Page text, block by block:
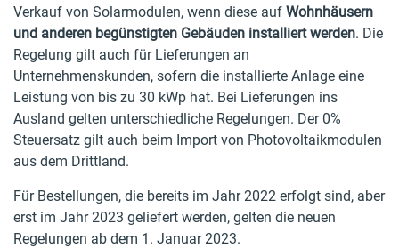
Verkauf von Solarmodulen, wenn diese auf Wohnhäusern
und anderen begünstigten Gebäuden installiert werden. Die
Regelung gilt auch für Lieferungen an
Unternehmenskunden, sofern die installierte Anlage eine
Leistung von bis zu 30 kWp hat. Bei Lieferungen ins
Ausland gelten unterschiedliche Regelungen. Der 0%
Steuersatz gilt auch beim Import von Photovoltaikmodulen
aus dem Drittland.
Für Bestellungen, die bereits im Jahr 2022 erfolgt sind, aber
erst im Jahr 2023 geliefert werden, gelten die neuen
Regelungen ab dem 1. Januar 2023.